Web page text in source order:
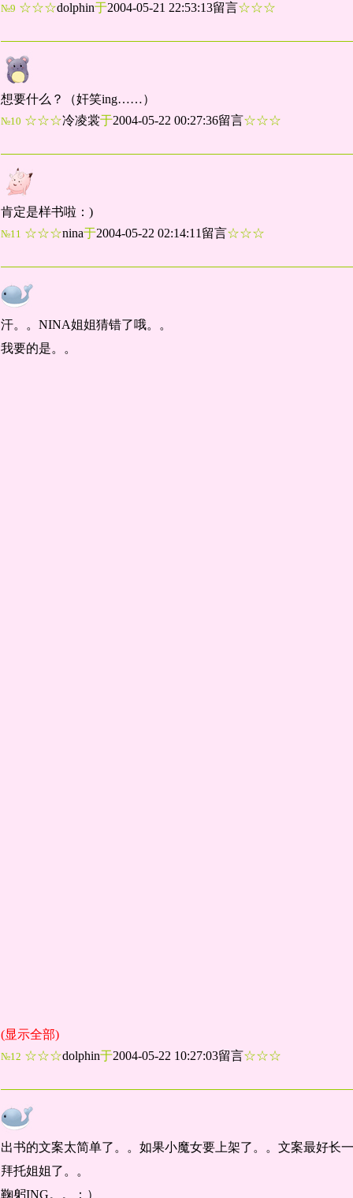
№9 ☆☆☆dolphin于2004-05-21 22:53:13留言☆☆☆
想要什么？（奸笑ing……）
№10 ☆☆☆冷凌裳于2004-05-22 00:27:36留言☆☆☆
肯定是样书啦：)
№11 ☆☆☆nina于2004-05-22 02:14:11留言☆☆☆
汗。。NINA姐姐猜错了哦。。
我要的是。。
(显示全部)
№12 ☆☆☆dolphin于2004-05-22 10:27:03留言☆☆☆
出书的文案太简单了。。如果小魔女要上架了。。文案最好长
拜托姐姐了。。
鞠躬ING。。：）